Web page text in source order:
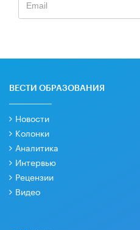
ВЕСТИ ОБРАЗОВАНИЯ
Новости
Колонки
Аналитика
Интервью
Рецензии
Видео